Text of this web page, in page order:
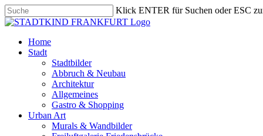
Skip
to
content
Klick ENTER für Suchen oder ESC
Close
search
Menu
Home
Stadt
Stadtbilder
Abbruch & Neubau
Architektur
Allgemeines
Gastro & Shopping
Urban Art
Murals & Wandbilder